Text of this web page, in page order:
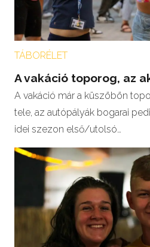
TÁBORÉLET
A vakáció toporog, az
A vakáció már a küszöbön
tele, az autópályák bogarai
idei szezon első/utolsó…